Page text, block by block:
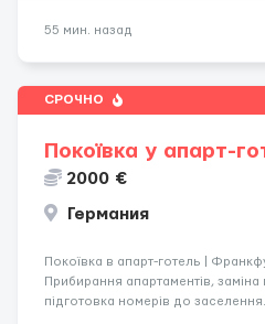
55 мин. назад
СРОЧНО
Покоївка у апарт-
2000 €
Германия
Покоївка в апарт-готель |
Прибирання апартаментів, заміна
підготовка номерів до